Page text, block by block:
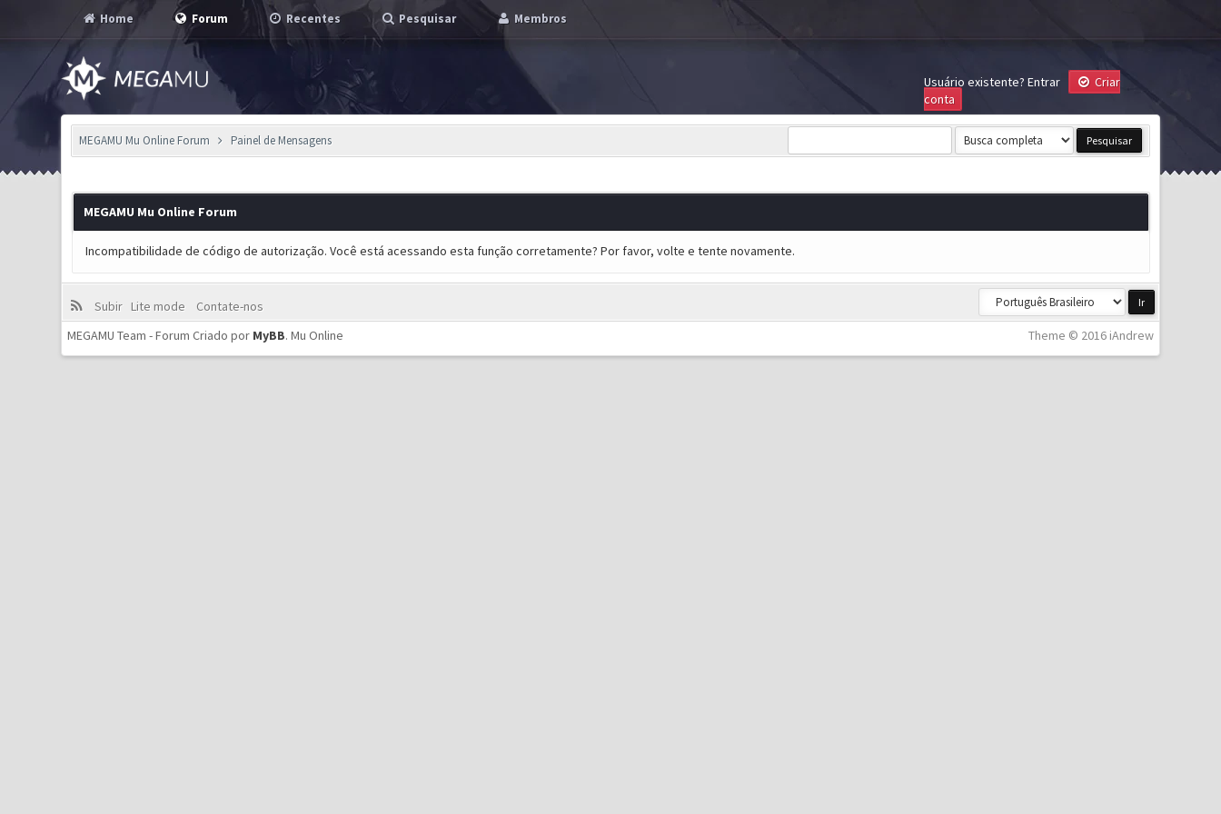
Home Forum Recentes Pesquisar Membros
Usuário existente? Entrar
Criar
conta
MEGAMU Mu Online Forum Painel de Mensagens
MEGAMU Mu Online Forum
Incompatibilidade de código de autorização. Você está acessando esta função corretamente? Por favor, volte e tente novamente.
Subir Lite mode
Contate-nos
Theme © 2016 iAndrew
MEGAMU Team - Forum Criado por MyBB.Mu Online